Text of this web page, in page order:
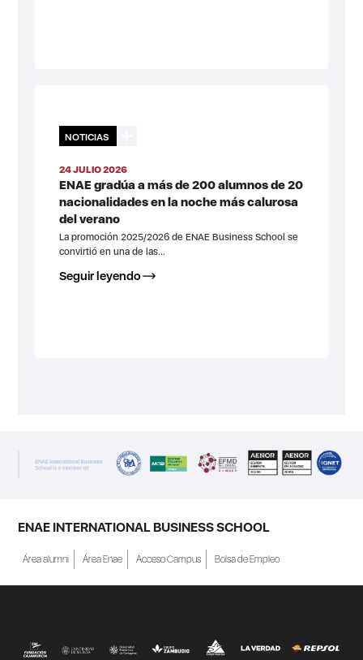
NOTICIAS
24 JULIO 2026
ENAE gradúa a más de 200 alumnos de 20
nacionalidades en la noche más calurosa
del verano
La promoción 2025/2026 de ENAE Business School se
convirtió en una de las...
Seguir leyendo
ENAE INTERNATIONAL BUSINESS SCHOOL
Área alumni Área Enae Acceso Campus Bolsa de Empleo